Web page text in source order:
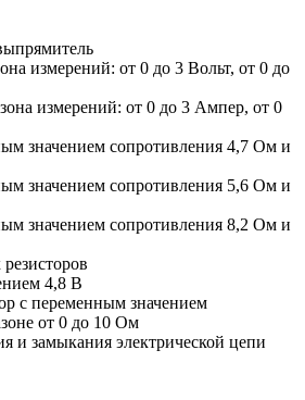
измерений: от 0 до 3 Вольт, от 0 до
измерений: от 0 до 3 Ампер, от 0
значением сопротивления 4,7 Ом и
значением сопротивления 5,6 Ом и
значением сопротивления 8,2 Ом и
4,8 В
с переменным значением
от 0 до 10 Ом
и замыкания электрической цепи